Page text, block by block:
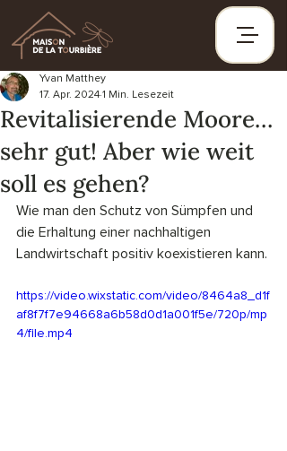
Revitalisierende Moore…
sehr gut! Aber wie weit
soll es gehen?
Yvan Matthey
17. Apr. 2024 1 Min. Lesezeit
Wie man den Schutz von Sümpfen und
die Erhaltung einer nachhaltigen
Landwirtschaft positiv koexistieren kann.
https://video.wixstatic.com/video/8464a8_d1f
af8f7f7e94668a6b58d0d1a001f5e/720p/mp
4/file.mp4